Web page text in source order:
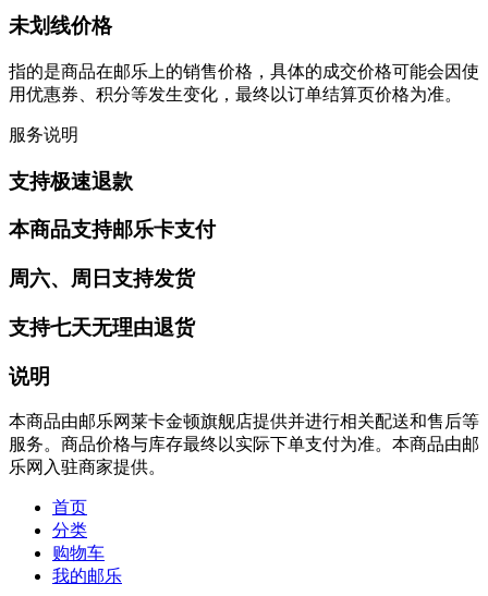
未划线价格
指的是商品在邮乐上的销售价格，具体的成交价格可能会因使
用优惠券、积分等发生变化，最终以订单结算页价格为准。
服务说明
支持极速退款
本商品支持邮乐卡支付
周六、周日支持发货
支持七天无理由退货
说明
本商品由邮乐网莱卡金顿旗舰店提供并进行相关配送和售后等
服务。商品价格与库存最终以实际下单支付为准。本商品由邮
乐网入驻商家提供。
首页
分类
购物车
我的邮乐